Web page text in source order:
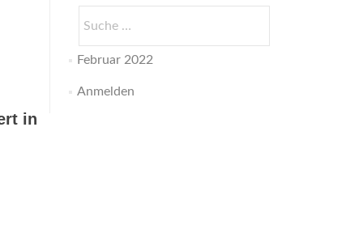
in
nach:
Februar 2022
Anmelden